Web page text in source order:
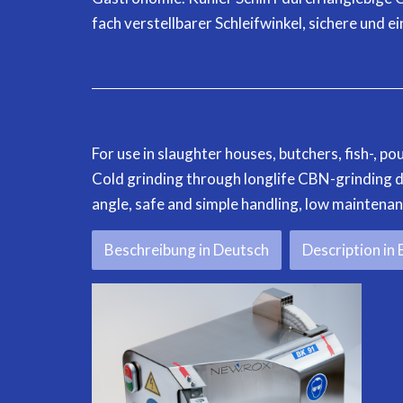
fach verstellbarer Schleifwinkel, sichere und
For use in slaughter houses, butchers, fish-,
Cold grinding through longlife CBN-grinding
angle, safe and simple handling, low
Beschreibung in Deutsch Description in